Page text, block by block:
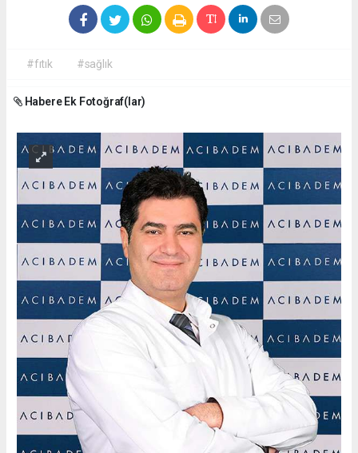
#fıtık #sağlık
Habere Ek Fotoğraf(lar)